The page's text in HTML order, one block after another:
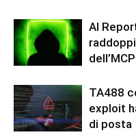
AI
dell’MCP
TA488
exploit
di posta